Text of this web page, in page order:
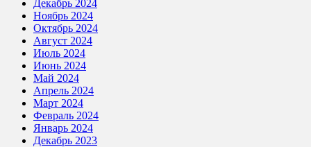
Декабрь 2024
Ноябрь 2024
Октябрь 2024
Август 2024
Июль 2024
Июнь 2024
Май 2024
Апрель 2024
Март 2024
Февраль 2024
Январь 2024
Декабрь 2023